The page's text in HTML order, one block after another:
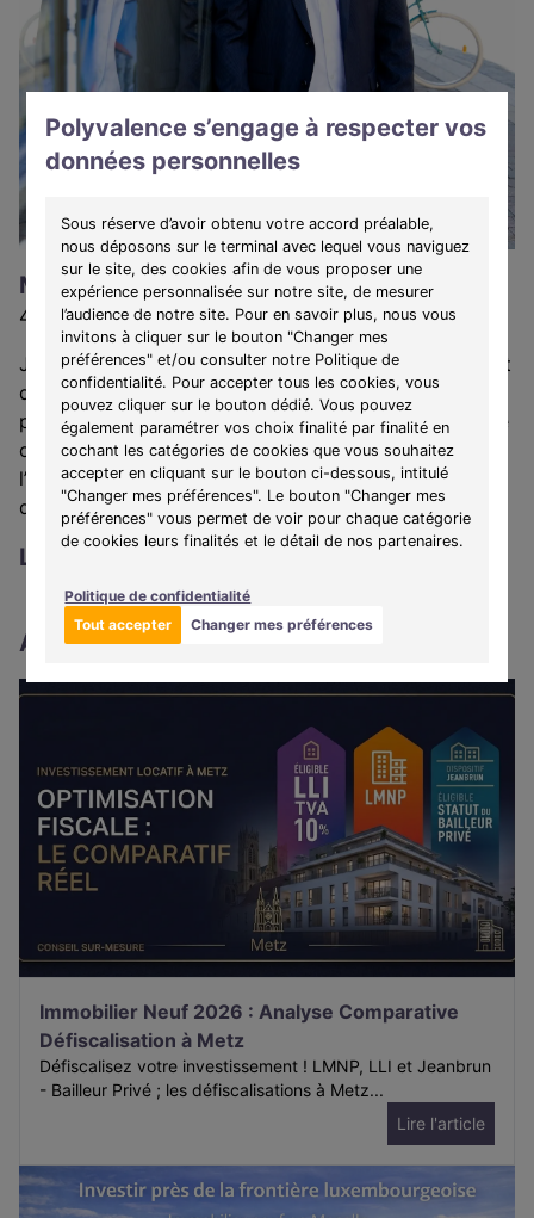
Polyvalence s’engage à respecter vos
données personnelles
Sous réserve d’avoir obtenu votre accord préalable,
nous déposons sur le terminal avec lequel vous naviguez
sur le site, des cookies afin de vous proposer une
expérience personnalisée sur notre site, de mesurer
l’audience de notre site. Pour en savoir plus, nous vous
invitons à cliquer sur le bouton "Changer mes
préférences" et/ou consulter notre Politique de
confidentialité. Pour accepter tous les cookies, vous
pouvez cliquer sur le bouton dédié. Vous pouvez
également paramétrer vos choix finalité par finalité en
cochant les catégories de cookies que vous souhaitez
accepter en cliquant sur le bouton ci-dessous, intitulé
"Changer mes préférences". Le bouton "Changer mes
préférences" vous permet de voir pour chaque catégorie
de cookies leurs finalités et le détail de nos partenaires.
Politique de confidentialité
Tout accepter
Changer mes préférences
Monsieur Adrien Bauer
48 ans
Je suis heureux de vous accueillir dans mon agence et
de vous accompagner personnellement dans votre
projet. Si souvent par manque de temps, de confiance
ou de conseils, on hésite parfois à se lancer dans
l’acquisition d’un bien neuf, je serai là pour lever vos
doutes et vous guider dans votre projet immobilier.
L'agence
Actualités locales
Immobilier Neuf 2026 : Analyse Comparative
Défiscalisation à Metz
Défiscalisez votre investissement ! LMNP, LLI et Jeanbrun
- Bailleur Privé ; les défiscalisations à Metz...
Lire l'article